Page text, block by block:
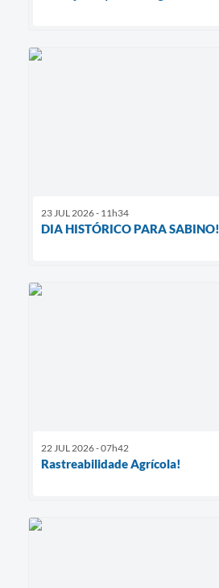
23 JUL 2026 - 11h34
DIA HISTÓRICO PARA SABINO!
22 JUL 2026 - 07h42
Rastreabilidade Agrícola!